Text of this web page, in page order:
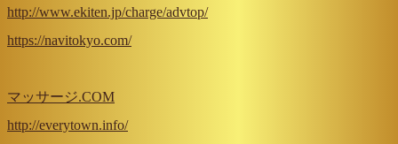
http://www.ekiten.jp/charge/advtop/
https://navitokyo.com/
マッサージ.COM
http://everytown.info/